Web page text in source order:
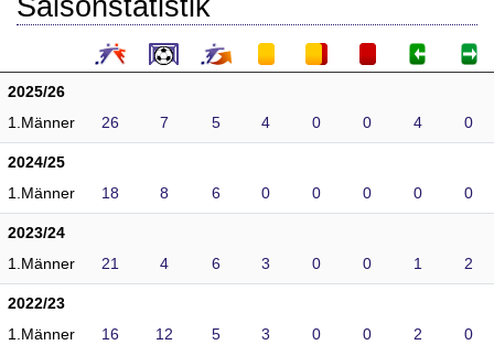
Saisonstatistik
2025/26
1.Männer
26 7 5 4 0 0 4 0
2024/25
1.Männer
18 8 6 0 0 0 0 0
2023/24
1.Männer
21 4 6 3 0 0 1 2
2022/23
1.Männer
16 12 5 3 0 0 2 0